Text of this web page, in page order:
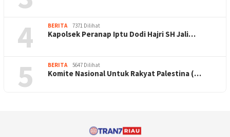
4 BERITA 7371 Dilihat
Kapolsek Peranap Iptu Dodi Hajri SH Jali…
5 BERITA 5647 Dilihat
Komite Nasional Untuk Rakyat Palestina (…